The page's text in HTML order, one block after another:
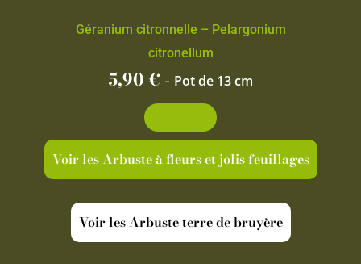
Géranium citronnelle – Pelargonium
citronellum
5,90€ - Pot de 13 cm
Voir les Arbuste à fleurs et jolis feuillages
Voir les Arbuste terre de bruyère